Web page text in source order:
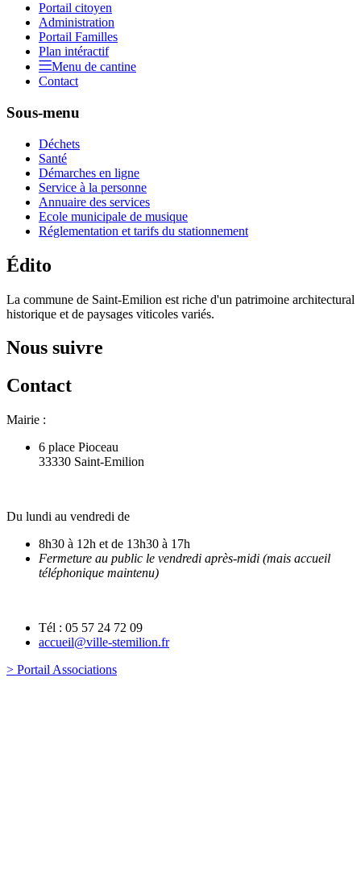
Portail citoyen
Administration
Portail Familles
Plan intéractif
Menu de cantine
Contact
Sous-menu
Déchets
Santé
Démarches en ligne
Service à la personne
Annuaire des services
Ecole municipale de musique
Réglementation et tarifs du stationnement
Édito
La commune de Saint-Emilion est riche d'un patrimoine architectural
historique et de paysages viticoles variés.
Nous suivre
Contact
Mairie :
6 place Pioceau
33330 Saint-Emilion
Du lundi au vendredi de
8h30 à 12h et de 13h30 à 17h
Fermeture au public le vendredi après-midi (mais accueil
téléphonique maintenu)
Tél : 05 57 24 72 09
accueil@ville-stemilion.fr
> Portail Associations